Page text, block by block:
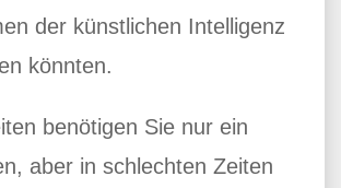
der künstlichen Intelligenz
könnten.
benötigen Sie nur ein
aber in schlechten Zeiten